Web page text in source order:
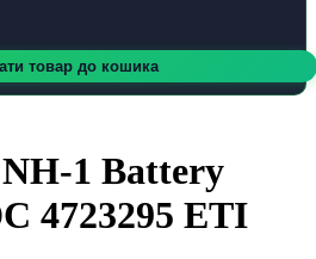
товар до кошика
1 Battery
4723295 ETI